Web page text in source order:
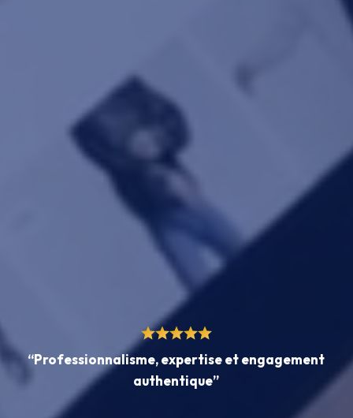
“Professionnalisme, expertise et engagement
authentique”